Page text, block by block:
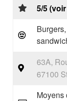
5/5
63A,
67100
Moyens